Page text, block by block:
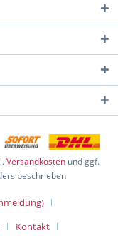
Versandkosten und ggf.
beschrieben
Kontakt